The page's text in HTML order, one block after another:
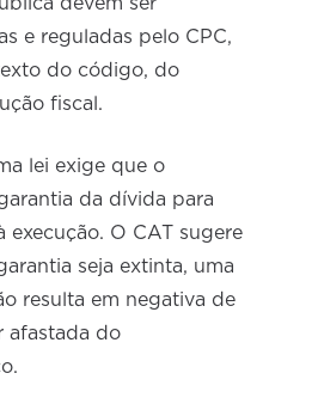
devem ser
e reguladas pelo CPC,
do código, do
fiscal.
lei exige que o
da dívida para
execução. O CAT sugere
seja extinta, uma
resulta em negativa de
afastada do